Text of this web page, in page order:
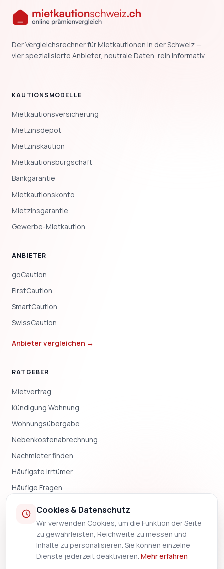
Der Vergleichsrechner für Mietkautionen in der Schweiz —
vier spezialisierte Anbieter, neutrale Daten, rein informativ.
KAUTIONSMODELLE
Mietkautionsversicherung
Mietzinsdepot
Mietzinskaution
Mietkautionsbürgschaft
Bankgarantie
Mietkautionskonto
Mietzinsgarantie
Gewerbe-Mietkaution
ANBIETER
goCaution
FirstCaution
SmartCaution
SwissCaution
Anbieter vergleichen →
RATGEBER
Mietvertrag
Kündigung Wohnung
Wohnungsübergabe
Nebenkostenabrechnung
Nachmieter finden
Häufigste Irrtümer
Häufige Fragen
UNTERNEHMEN
Impressum
Cookies & Datenschutz
Wir verwenden Cookies, um die Funktion der Seite
zu gewährleisten, Reichweite zu messen und
Inhalte zu personalisieren. Sie können einzelne
Dienste jederzeit deaktivieren. Mehr erfahren